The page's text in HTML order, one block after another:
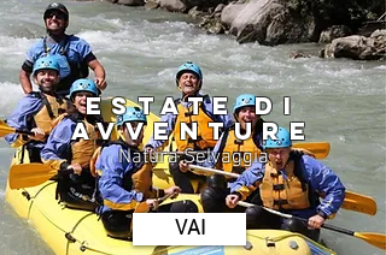
ESTATE DI
AVVENTURE
Natura Selvaggia
VAI